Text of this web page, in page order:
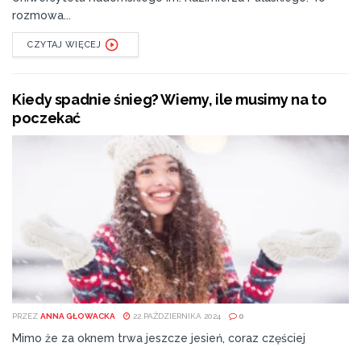
rozmowa...
CZYTAJ WIĘCEJ
Kiedy spadnie śnieg? Wiemy, ile musimy na to
poczekać
PRZEZ ANNA GŁOWACKA 22 PAŹDZIERNIKA 2024 0
Mimo że za oknem trwa jeszcze jesień, coraz częściej